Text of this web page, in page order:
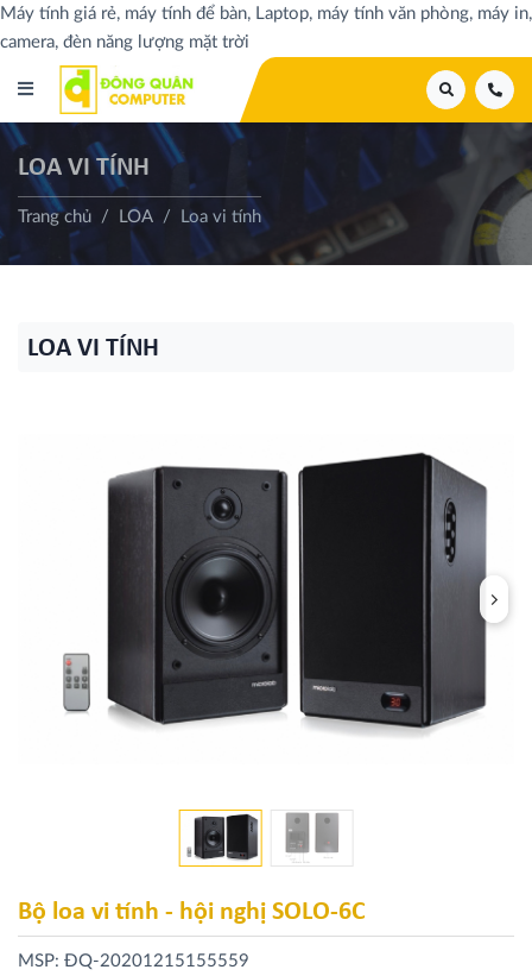
Máy tính giá rẻ, máy tính để bàn, Laptop, máy tính văn phòng, máy in,
camera, đèn năng lượng mặt trời
LOA VI TÍNH
Trang chủ LOA Loa vi tính
LOA VI TÍNH
Bộ loa vi tính - hội nghị SOLO-6C
MSP: ĐQ-20201215155559